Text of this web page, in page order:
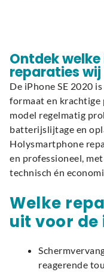
Ontdek welke
reparaties
De iPhone SE 2020
formaat en krachtige
model regelmatig
batterijslijtage en
Holysmartphone
en professioneel,
technisch én
Welke
uit voor de
reagerende